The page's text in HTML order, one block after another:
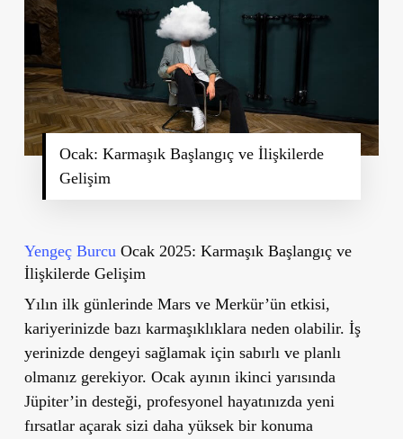
Ocak: Karmaşık Başlangıç ve İlişkilerde
Gelişim
Yengeç Burcu Ocak 2025: Karmaşık Başlangıç ve
İlişkilerde Gelişim
Yılın ilk günlerinde Mars ve Merkür’ün etkisi,
kariyerinizde bazı karmaşıklıklara neden olabilir. İş
yerinizde dengeyi sağlamak için sabırlı ve planlı
olmanız gerekiyor. Ocak ayının ikinci yarısında
Jüpiter’in desteği, profesyonel hayatınızda yeni
fırsatlar açarak sizi daha yüksek bir konuma